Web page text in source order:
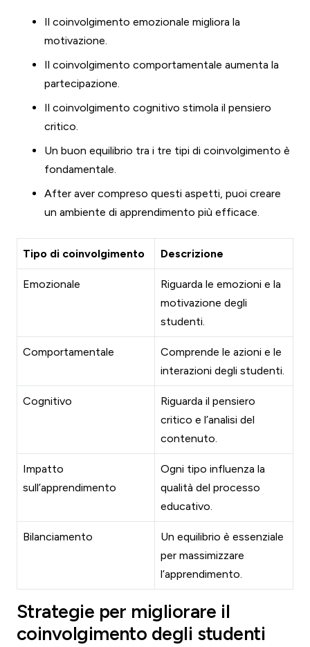
Il coinvolgimento emozionale migliora la
motivazione.
Il coinvolgimento comportamentale aumenta la
partecipazione.
Il coinvolgimento cognitivo stimola il pensiero
critico.
Un buon equilibrio tra i tre tipi di coinvolgimento è
fondamentale.
After aver compreso questi aspetti, puoi creare
un ambiente di apprendimento più efficace.
Tipo di coinvolgimento Descrizione
Emozionale
Riguarda le emozioni e la
motivazione degli
studenti.
Comportamentale
Comprende le azioni e le
interazioni degli studenti.
Cognitivo
Riguarda il pensiero
critico e l’analisi del
contenuto.
Impatto
sull’apprendimento
Ogni tipo influenza la
qualità del processo
educativo.
Bilanciamento
Un equilibrio è essenziale
per massimizzare
l’apprendimento.
Strategie per migliorare il
coinvolgimento degli studenti